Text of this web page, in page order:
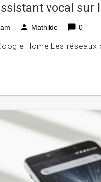
vocal sur
person Mathilde chat_bubble 0
Home Les réseaux